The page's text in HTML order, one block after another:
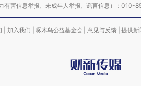
有害信息举报、未成年人举报、谣言信息）：
加入我们 啄木鸟公益基金会 意见与反馈 提供新